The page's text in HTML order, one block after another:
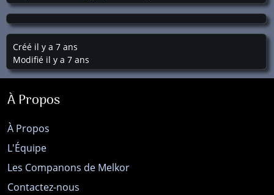
Créé il y a 7 ans
Modifié il y a 7 ans
À Propos
À Propos
L'Équipe
Les Companons de Melkor
Contactez-nous